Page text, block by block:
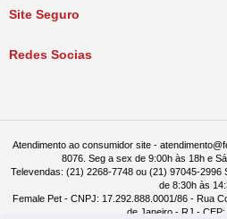
Política de Entrega
Site Seguro
Redes Socias
Atendimento ao consumidor site -
8076. Seg a sex de 9:00h às 18h e
Televendas: (21) 2268-7748 ou (21) 97045-2996
de 8:30h às
Female Pet - CNPJ: 17.292.888.0001/86 - Rua
de Janeiro - RJ -